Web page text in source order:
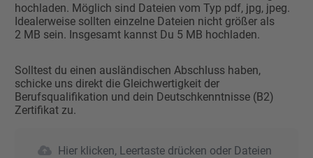
hochladen. Möglich sind Dateien vom Typ pdf, jpg, jpeg.
Idealerweise sollten einzelne Dateien nicht größer als
2 MB sein. Insgesamt kannst Du 5 MB hochladen.
Solltest du einen ausländischen Abschluss haben,
schicke uns direkt die Gleichwertigkeit der
Berufsqualifikation und dein Deutschkenntnisse (B2)
Zertifikat zu.
Hier klicken, Leertaste drücken oder Dateien